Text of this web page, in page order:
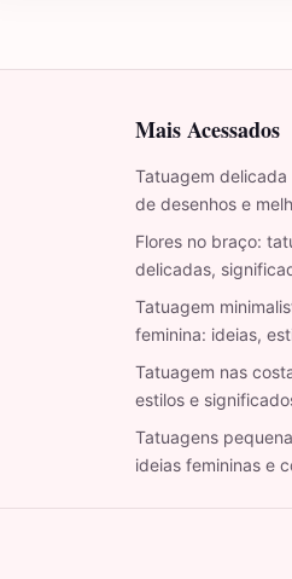
Mais Acessados
Tatuagem
de desenhos e
Flores no braço:
delicadas,
Tatuagem
feminina: ideias,
Tatuagem nas
estilos e
Tatuagens
ideias femininas e